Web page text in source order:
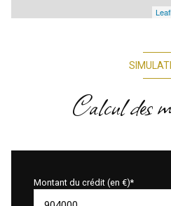
Calcul des
Montant du crédit (en €)*